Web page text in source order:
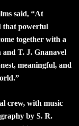
said, “At
that powerful
together with a
T. J. Gnanavel
meaningful, and
crew, with music
by S. R.